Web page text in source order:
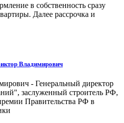
в собственность сразу
Далее рассрочка и
Владимирович
- Генеральный директор
заслуженный строитель РФ,
Правительства РФ в